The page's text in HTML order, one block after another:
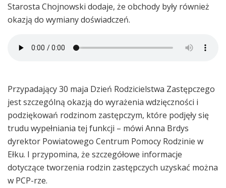
Starosta Chojnowski dodaje, że obchody były również
okazją do wymiany doświadczeń.
Przypadający 30 maja Dzień Rodzicielstwa Zastępczego
jest szczególną okazją do wyrażenia wdzięczności i
podziękowań rodzinom zastępczym, które podjęły się
trudu wypełniania tej funkcji – mówi Anna Brdys
dyrektor Powiatowego Centrum Pomocy Rodzinie w
Ełku. I przypomina, że szczegółowe informacje
dotyczące tworzenia rodzin zastępczych uzyskać można
w PCP-rze.